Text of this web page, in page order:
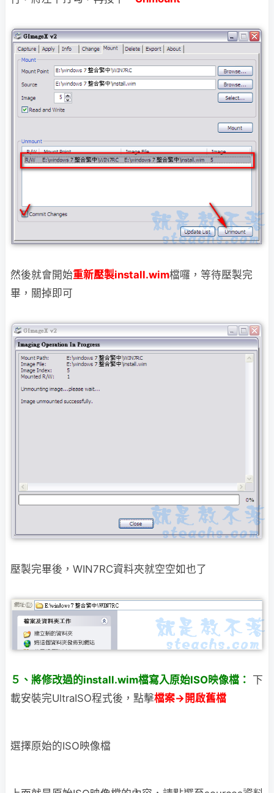
然後就會開始重新壓製install.wim檔囉，等待壓製完
畢，關掉即可
壓製完畢後，WIN7RC資料夾就空空如也了
５、將修改過的install.wim檔寫入原始ISO映像檔： 下
載安裝完UltraISO程式後，點擊檔案→開啟舊檔
選擇原始的ISO映像檔